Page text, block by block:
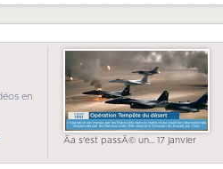
en
Ãa s'est passÃ© un... 17 janvier